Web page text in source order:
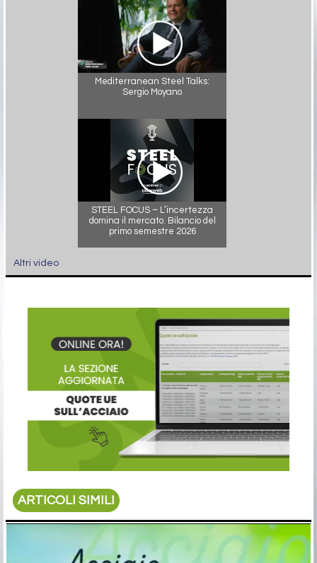
Mediterranean Steel Talks:
Sergio Moyano
STEEL FOCUS – L’incertezza
domina il mercato. Bilancio del
primo semestre 2026
Altri video
ARTICOLI SIMILI